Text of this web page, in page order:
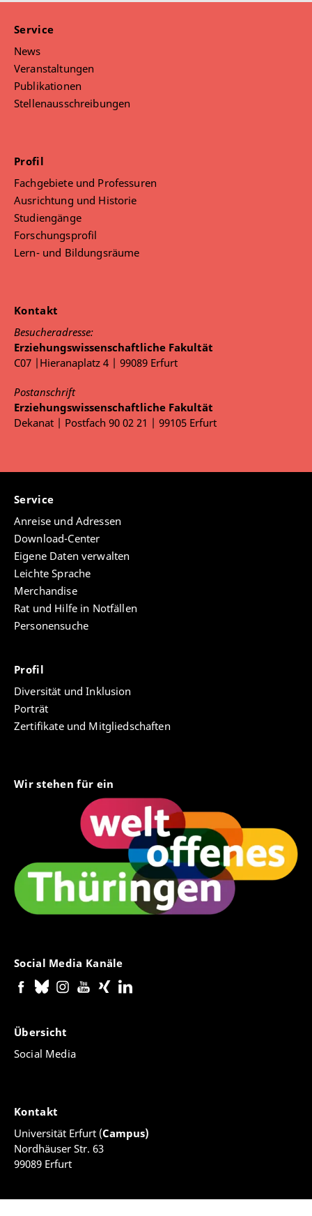
Service
News
Veranstaltungen
Publikationen
Stellenausschreibungen
Profil
Fachgebiete und Professuren
Ausrichtung und Historie
Studiengänge
Forschungsprofil
Lern- und Bildungsräume
Kontakt
Besucheradresse:
Erziehungswissenschaftliche Fakultät
C07 |Hieranaplatz 4 | 99089 Erfurt
Postanschrift
Erziehungswissenschaftliche Fakultät
Dekanat | Postfach 90 02 21 | 99105 Erfurt
Service
Anreise und Adressen
Download-Center
Eigene Daten verwalten
Leichte Sprache
Merchandise
Rat und Hilfe in Notfällen
Personensuche
Profil
Diversität und Inklusion
Porträt
Zertifikate und Mitgliedschaften
Wir stehen für ein
Social Media Kanäle
Übersicht
Social Media
Kontakt
Universität Erfurt (Campus)
Nordhäuser Str. 63
99089 Erfurt